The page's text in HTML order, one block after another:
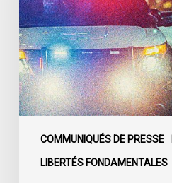
COMMUNIQUÉS DE PRESSE
LIBERTÉS FONDAMENTALES
CCLA
réclament
la
création
d’une
commission
publique